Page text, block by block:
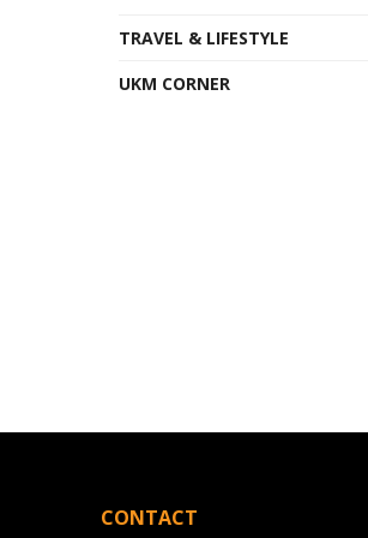
TRAVEL & LIFESTYLE
UKM CORNER
CONTACT